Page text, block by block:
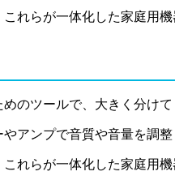
れらが一体化した家庭用
のツールで、大きく分け
アンプで音質や音量を調
れらが一体化した家庭用